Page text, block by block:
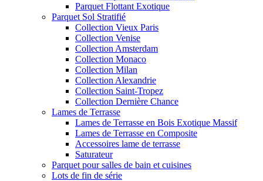
Parquet Flottant Exotique
Parquet Sol Stratifié
Collection Vieux Paris
Collection Venise
Collection Amsterdam
Collection Monaco
Collection Milan
Collection Alexandrie
Collection Saint-Tropez
Collection Dernière Chance
Lames de Terrasse
Lames de Terrasse en Bois Exotique Massif
Lames de Terrasse en Composite
Accessoires lame de terrasse
Saturateur
Parquet pour salles de bain et cuisines
Lots de fin de série